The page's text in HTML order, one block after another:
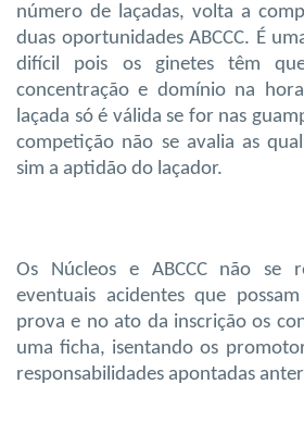
número de laçadas, volta a
duas oportunidades ABCCC. É
difícil pois os ginetes têm
concentração e domínio na
laçada só é válida se for nas
competição não se avalia as
sim a aptidão do laçador.
Os Núcleos e ABCCC não se
eventuais acidentes que
prova e no ato da inscrição os
uma ficha, isentando os
responsabilidades apontadas